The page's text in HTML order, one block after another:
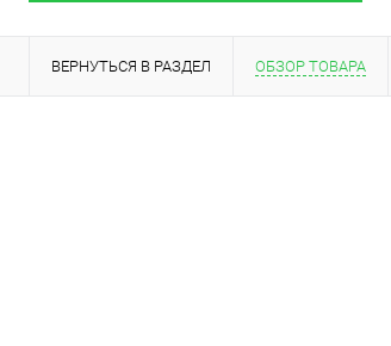
ВЕРНУТЬСЯ В РАЗДЕЛ ОБЗОР ТОВАРА